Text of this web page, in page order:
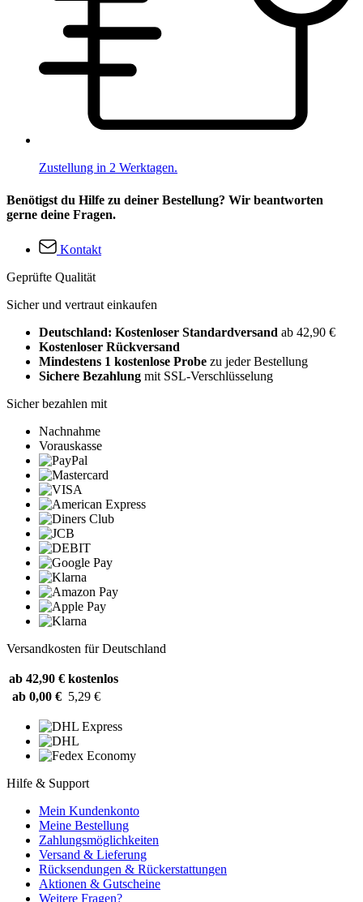
Zustellung in 2 Werktagen.
Benötigst du Hilfe zu deiner Bestellung? Wir beantworten
gerne deine Fragen.
Kontakt
Geprüfte Qualität
Sicher und vertraut einkaufen
Deutschland: Kostenloser Standardversand ab 42,90 €
Kostenloser Rückversand
Mindestens 1 kostenlose Probe zu jeder Bestellung
Sichere Bezahlung mit SSL-Verschlüsselung
Sicher bezahlen mit
Nachnahme
Vorauskasse
Versandkosten für Deutschland
ab 42,90 € kostenlos
ab 0,00 € 5,29 €
Hilfe & Support
Mein Kundenkonto
Meine Bestellung
Zahlungsmöglichkeiten
Versand & Lieferung
Rücksendungen & Rückerstattungen
Aktionen & Gutscheine
Weitere Fragen?